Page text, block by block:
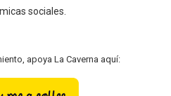
sociales.
apoya La Caverna aquí: